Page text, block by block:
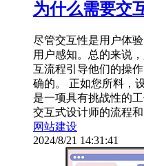
为什么需要交
尽管交互性是用户体
用户感知。总的来说
互流程引导他们的操
确的。 正如您所料，
是一项具有挑战性的
交互式设计师的流程
网站建设
2024/8/21 14:31:41